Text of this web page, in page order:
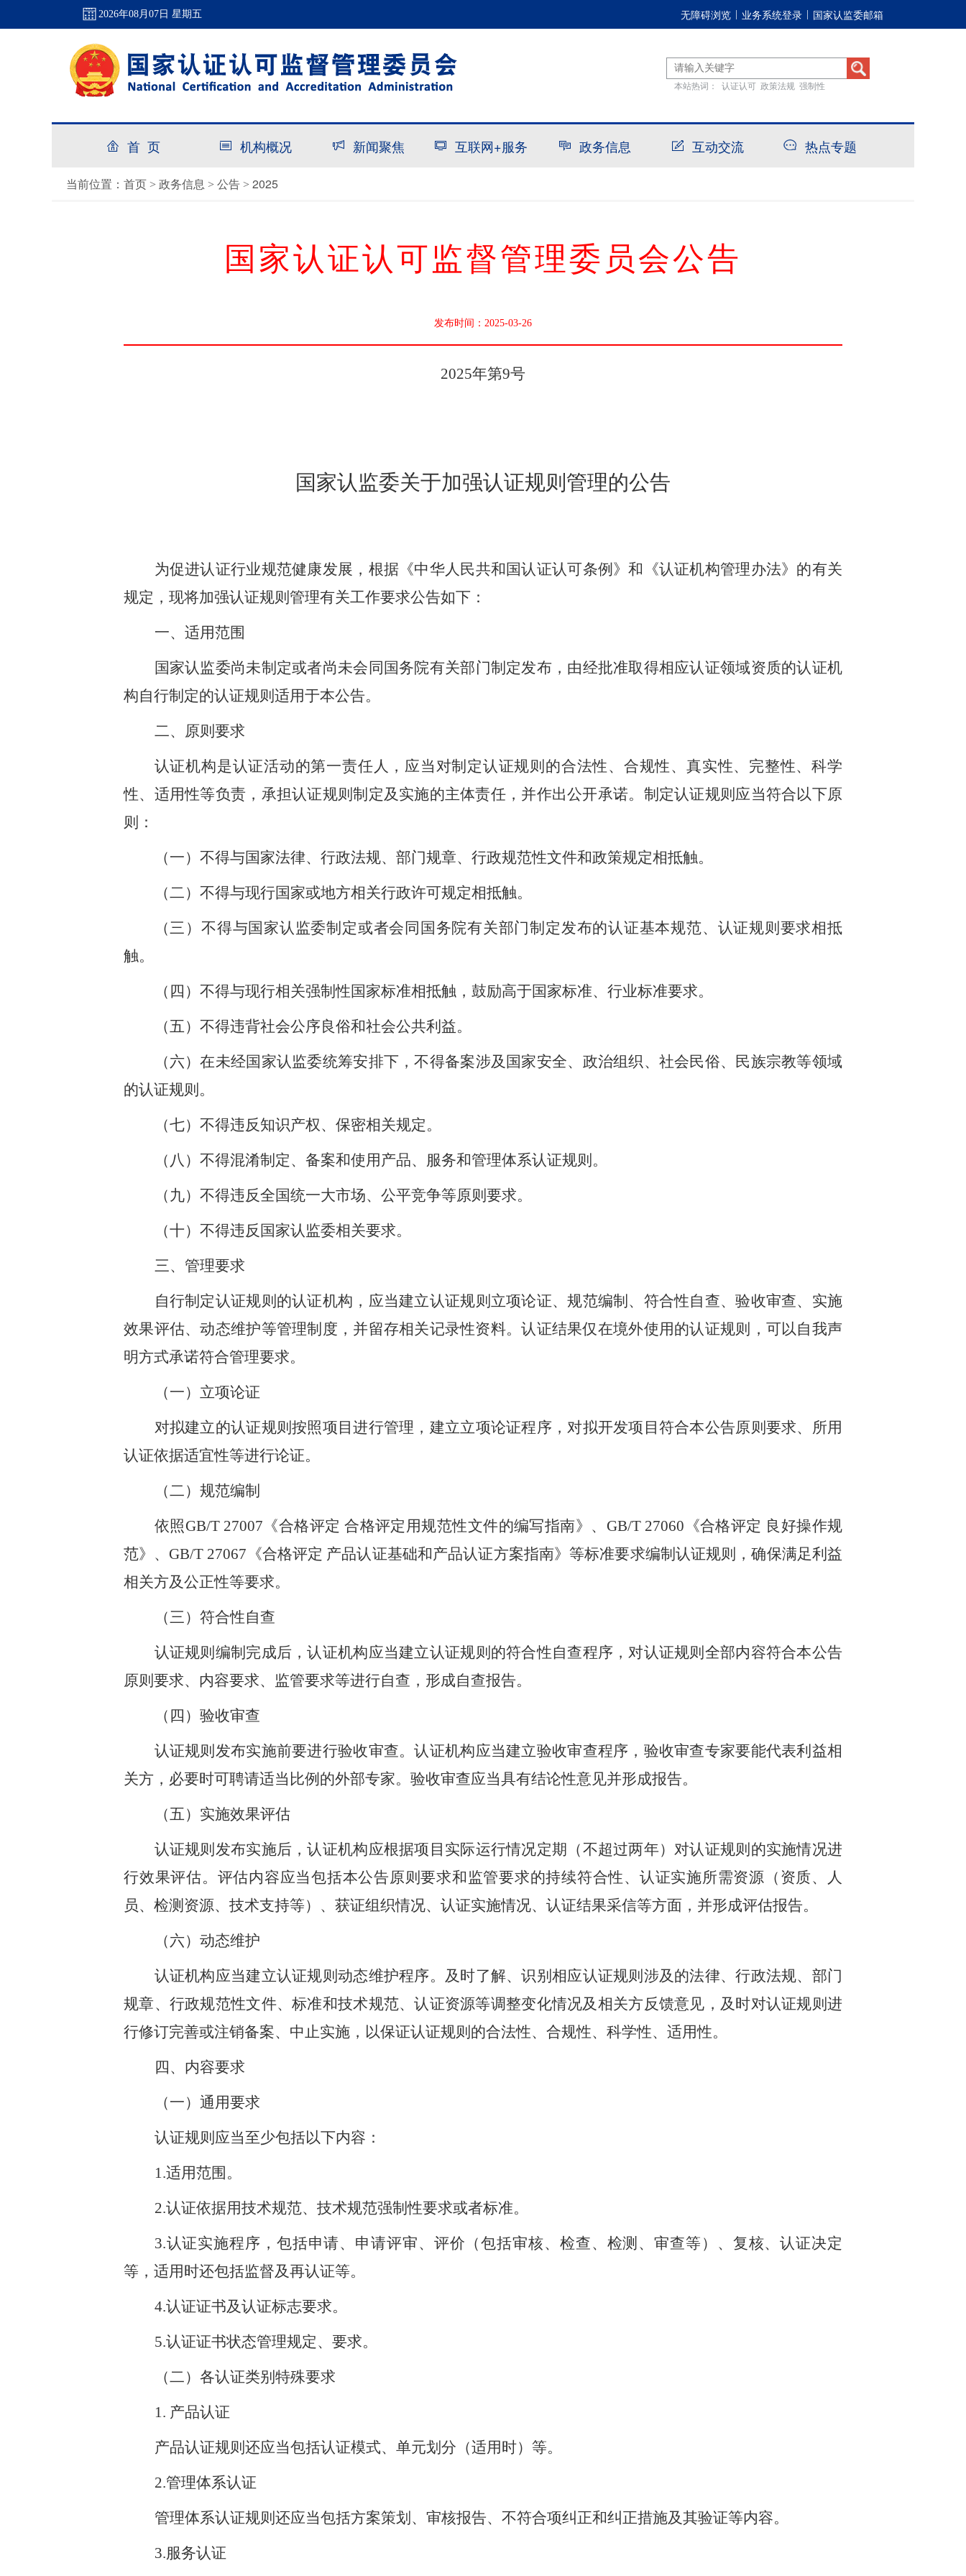
2026年08月07日 星期五 无障碍浏览 业务系统登录 国家认监委邮箱
本站热词： 认证认可 政策法规 强制性
首 页 机构概况 新闻聚焦 互联网+服务 政务信息 互动交流 热点专题
当前位置： 首页 > 政务信息 > 公告 > 2025
国家认证认可监督管理委员会公告
发布时间：2025-03-26
2025年第9号
国家认监委关于加强认证规则管理的公告
为促进认证行业规范健康发展，根据《中华人民共和国认证认可条例》和《认证机构管理办法》的有关
规定，现将加强认证规则管理有关工作要求公告如下：
一、适用范围
国家认监委尚未制定或者尚未会同国务院有关部门制定发布，由经批准取得相应认证领域资质的认证机
构自行制定的认证规则适用于本公告。
二、原则要求
认证机构是认证活动的第一责任人，应当对制定认证规则的合法性、合规性、真实性、完整性、科学
性、适用性等负责，承担认证规则制定及实施的主体责任，并作出公开承诺。制定认证规则应当符合以下原
则：
（一）不得与国家法律、行政法规、部门规章、行政规范性文件和政策规定相抵触。
（二）不得与现行国家或地方相关行政许可规定相抵触。
（三）不得与国家认监委制定或者会同国务院有关部门制定发布的认证基本规范、认证规则要求相抵
触。
（四）不得与现行相关强制性国家标准相抵触，鼓励高于国家标准、行业标准要求。
（五）不得违背社会公序良俗和社会公共利益。
（六）在未经国家认监委统筹安排下，不得备案涉及国家安全、政治组织、社会民俗、民族宗教等领域
的认证规则。
（七）不得违反知识产权、保密相关规定。
（八）不得混淆制定、备案和使用产品、服务和管理体系认证规则。
（九）不得违反全国统一大市场、公平竞争等原则要求。
（十）不得违反国家认监委相关要求。
三、管理要求
自行制定认证规则的认证机构，应当建立认证规则立项论证、规范编制、符合性自查、验收审查、实施
效果评估、动态维护等管理制度，并留存相关记录性资料。认证结果仅在境外使用的认证规则，可以自我声
明方式承诺符合管理要求。
（一）立项论证
对拟建立的认证规则按照项目进行管理，建立立项论证程序，对拟开发项目符合本公告原则要求、所用
认证依据适宜性等进行论证。
（二）规范编制
依照GB/T 27007《合格评定 合格评定用规范性文件的编写指南》、GB/T 27060《合格评定 良好操作规
范》、GB/T 27067《合格评定 产品认证基础和产品认证方案指南》等标准要求编制认证规则，确保满足利益
相关方及公正性等要求。
（三）符合性自查
认证规则编制完成后，认证机构应当建立认证规则的符合性自查程序，对认证规则全部内容符合本公告
原则要求、内容要求、监管要求等进行自查，形成自查报告。
（四）验收审查
认证规则发布实施前要进行验收审查。认证机构应当建立验收审查程序，验收审查专家要能代表利益相
关方，必要时可聘请适当比例的外部专家。验收审查应当具有结论性意见并形成报告。
（五）实施效果评估
认证规则发布实施后，认证机构应根据项目实际运行情况定期（不超过两年）对认证规则的实施情况进
行效果评估。评估内容应当包括本公告原则要求和监管要求的持续符合性、认证实施所需资源（资质、人
员、检测资源、技术支持等）、获证组织情况、认证实施情况、认证结果采信等方面，并形成评估报告。
（六）动态维护
认证机构应当建立认证规则动态维护程序。及时了解、识别相应认证规则涉及的法律、行政法规、部门
规章、行政规范性文件、标准和技术规范、认证资源等调整变化情况及相关方反馈意见，及时对认证规则进
行修订完善或注销备案、中止实施，以保证认证规则的合法性、合规性、科学性、适用性。
四、内容要求
（一）通用要求
认证规则应当至少包括以下内容：
1.适用范围。
2.认证依据用技术规范、技术规范强制性要求或者标准。
3.认证实施程序，包括申请、申请评审、评价（包括审核、检查、检测、审查等）、复核、认证决定
等，适用时还包括监督及再认证等。
4.认证证书及认证标志要求。
5.认证证书状态管理规定、要求。
（二）各认证类别特殊要求
1. 产品认证
产品认证规则还应当包括认证模式、单元划分（适用时）等。
2.管理体系认证
管理体系认证规则还应当包括方案策划、审核报告、不符合项纠正和纠正措施及其验证等内容。
3.服务认证